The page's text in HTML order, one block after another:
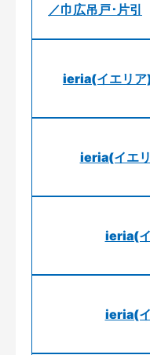
／巾広吊戸･片引
ieria(イエリア
ieria(イエ
ieria(
ieria(